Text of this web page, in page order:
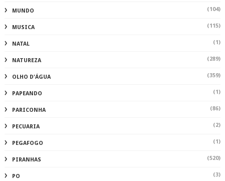
MUNDO (104)
MUSICA (115)
NATAL (1)
NATUREZA (289)
OLHO D'ÁGUA (359)
PAPEANDO (1)
PARICONHA (86)
PECUARIA (2)
PEGAFOGO (1)
PIRANHAS (520)
PO (3)